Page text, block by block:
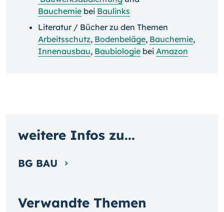
Bauchemie bei Baulinks
Literatur / Bücher zu den Themen
Arbeitsschutz, Bodenbeläge, Bauchemie,
Innenausbau, Baubiologie bei Amazon
Verwandte Themen
weitere Infos zu...
BG BAU